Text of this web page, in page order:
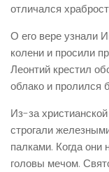
отличался
О его вере узнали
колени и просили
Леонтий крестил
облако и пролился
Из-за
строгали
палками. Когда они
головы мечом.